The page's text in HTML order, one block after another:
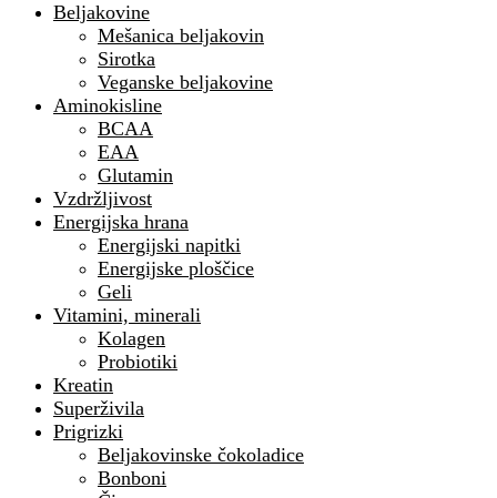
Beljakovine
Mešanica beljakovin
Sirotka
Veganske beljakovine
Aminokisline
BCAA
EAA
Glutamin
Vzdržljivost
Energijska hrana
Energijski napitki
Energijske ploščice
Geli
Vitamini, minerali
Kolagen
Probiotiki
Kreatin
Superživila
Prigrizki
Beljakovinske čokoladice
Bonboni